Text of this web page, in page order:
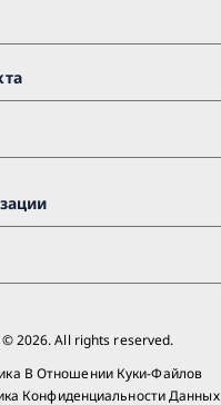
© 2026. All rights reserved.
В Отношении Куки-Файлов
Конфиденциальности Данных